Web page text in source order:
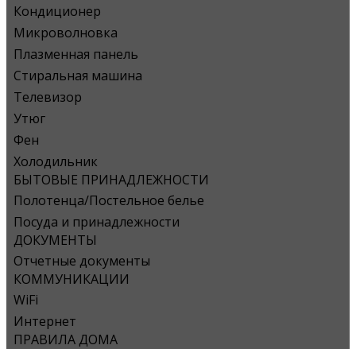
Кондиционер
Микроволновка
Плазменная панель
Стиральная машина
Телевизор
Утюг
Фен
Холодильник
БЫТОВЫЕ ПРИНАДЛЕЖНОСТИ
Полотенца/Постельное белье
Посуда и принадлежности
ДОКУМЕНТЫ
Отчетные документы
КОММУНИКАЦИИ
WiFi
Интернет
ПРАВИЛА ДОМА